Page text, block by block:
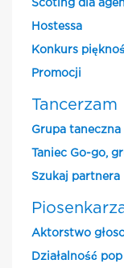
Scoting dla
Hostessa
Konkurs
Promocji
Tancerzam
Grupa taneczna
Taniec Go-go,
Szukaj partnera
Aktorstwo
Działalność pop